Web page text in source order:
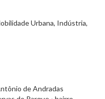
Urbana, Indústria,
de Andradas